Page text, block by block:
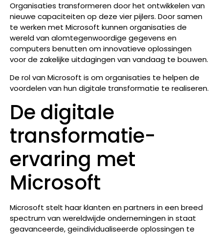
Organisaties transformeren door het ontwikkelen van
nieuwe capaciteiten op deze vier pijlers. Door samen
te werken met Microsoft kunnen organisaties de
wereld van alomtegenwoordige gegevens en
computers benutten om innovatieve oplossingen
voor de zakelijke uitdagingen van vandaag te bouwen.
De rol van Microsoft is om organisaties te helpen de
voordelen van hun digitale transformatie te realiseren.
De digitale
transformatie-
ervaring met
Microsoft
Microsoft stelt haar klanten en partners in een breed
spectrum van wereldwijde ondernemingen in staat
geavanceerde, geïndividualiseerde oplossingen te